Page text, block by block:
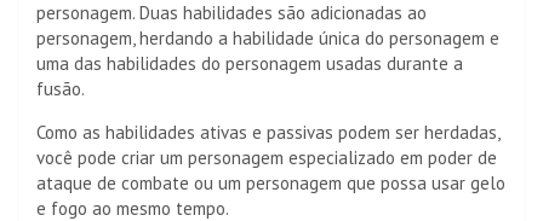
personagem. Duas habilidades são adicionadas ao
personagem, herdando a habilidade única do personagem e
uma das habilidades do personagem usadas durante a
fusão.
Como as habilidades ativas e passivas podem ser herdadas,
você pode criar um personagem especializado em poder de
ataque de combate ou um personagem que possa usar gelo
e fogo ao mesmo tempo.